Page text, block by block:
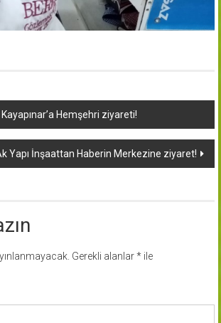
Hemşehri ziyareti!
Yapı İnşaattan Haberin Merkezine ziyaret!
Gerekli alanlar*ile